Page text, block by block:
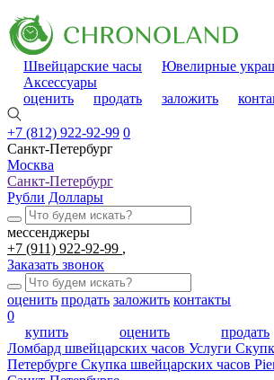
Швейцарские часы
Ювелирные
Аксессуары
оценить
продать заложить
+7 (812) 922-92-99 0
Санкт-Петербург
Москва
Санкт-Петербург
Рубли Доллары
мессенджеры
+7 (911) 922-92-99
Заказать звонок
оценить продать заложить контакты
0
купить
оценить продать
Ломбард швейцарских часов Услуги
Петербурге Скупка швейцарских часов